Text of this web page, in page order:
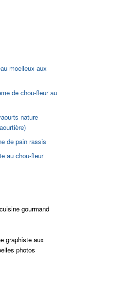
moelleux aux
de chou-fleur au
nature
de pain rassis
au chou-fleur
gourmand
graphiste aux
photos